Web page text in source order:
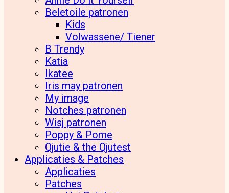
Beletoile patronen
Kids
Volwassene/ Tiener
B Trendy
Katia
Ikatee
Iris may patronen
My image
Notches patronen
Wisj patronen
Poppy & Pome
Qjutie & the Qjutest
Applicaties & Patches
Applicaties
Patches